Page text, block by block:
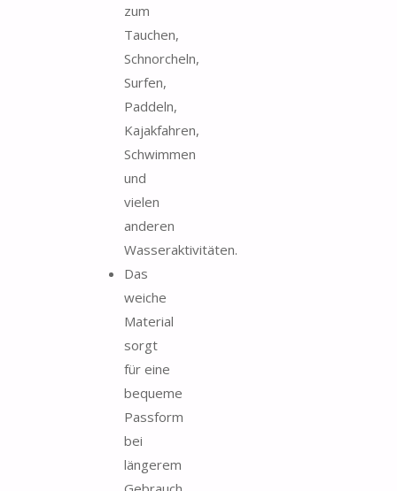
zum
Tauchen,
Schnorcheln,
Surfen,
Paddeln,
Kajakfahren,
Schwimmen
und
vielen
anderen
Wasseraktivitäten.
Das
weiche
Material
sorgt
für eine
bequeme
Passform
bei
längerem